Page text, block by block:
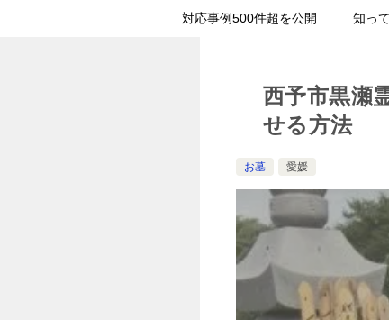
対応事例500件超を公開 知っ
西予市黒瀬
せる方法
お墓 愛媛